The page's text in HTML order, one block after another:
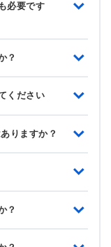
必要です
？
ください
りますか？
？